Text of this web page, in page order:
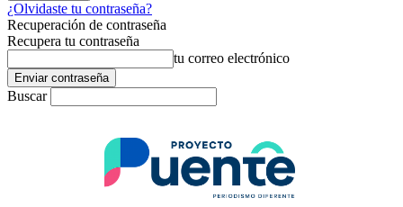
¿Olvidaste tu contraseña?
Recuperación de contraseña
Recupera tu contraseña
tu correo electrónico
Buscar